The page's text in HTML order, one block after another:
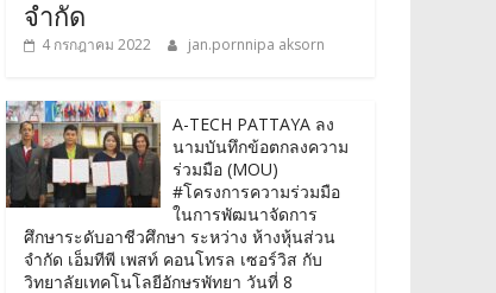
จำกัด
4 กรกฎาคม 2022 jan.pornnipa aksorn
A-TECH PATTAYA ลง
นามบันทึกข้อตกลงความ
ร่วมมือ (MOU)
#โครงการความร่วมมือ
ในการพัฒนาจัดการ
ศึกษาระดับอาชีวศึกษา ระหว่าง ห้างหุ้นส่วน
จำกัด เอ็มทีพี เพสท์ คอนโทรล เซอร์วิส กับ
วิทยาลัยเทคโนโลยีอักษรพัทยา วันที่ 8